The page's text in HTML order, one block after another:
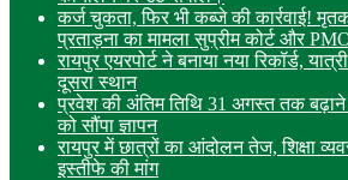
कर्ज चुकता, फिर भी कब्जे की कार्रवाई!
प्रताड़ना का मामला सुप्रीम कोर्ट और
रायपुर एयरपोर्ट ने बनाया नया रिकॉर्ड,
दूसरा स्थान
प्रवेश की अंतिम तिथि 31 अगस्त तक
को सौंपा ज्ञापन
रायपुर में छात्रों का आंदोलन तेज, शिक्षा
इस्तीफे की मांग